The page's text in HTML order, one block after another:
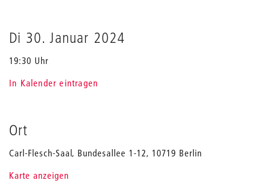
Di 30. Januar 2024
19:30 Uhr
In Kalender eintragen
Ort
Carl-Flesch-Saal, Bundesallee 1-12, 10719 Berlin
Karte anzeigen